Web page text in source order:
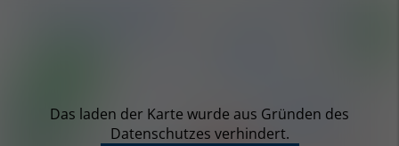
Das laden der Karte wurde aus Gründen des
Datenschutzes verhindert.